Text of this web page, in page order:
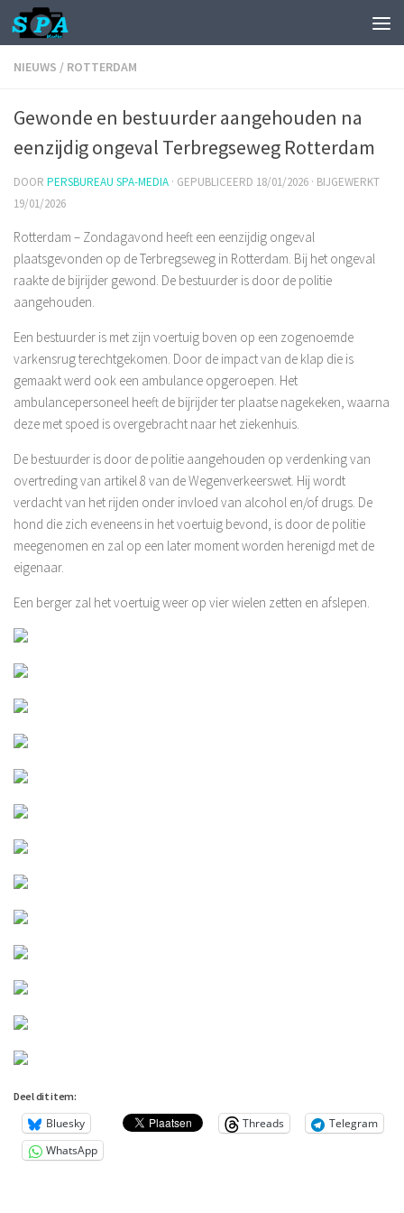
NIEUWS / ROTTERDAM
Gewonde en bestuurder aangehouden na
eenzijdig ongeval Terbregseweg Rotterdam
DOOR PERSBUREAU SPA-MEDIA · GEPUBLICEERD 18/01/2026 · BIJGEWERKT
19/01/2026
Rotterdam – Zondagavond heeft een eenzijdig ongeval
plaatsgevonden op de Terbregseweg in Rotterdam. Bij het ongeval
raakte de bijrijder gewond. De bestuurder is door de politie
aangehouden.
Een bestuurder is met zijn voertuig boven op een zogenoemde
varkensrug terechtgekomen. Door de impact van de klap die is
gemaakt werd ook een ambulance opgeroepen. Het
ambulancepersoneel heeft de bijrijder ter plaatse nagekeken, waarna
deze met spoed is overgebracht naar het ziekenhuis.
De bestuurder is door de politie aangehouden op verdenking van
overtreding van artikel 8 van de Wegenverkeerswet. Hij wordt
verdacht van het rijden onder invloed van alcohol en/of drugs. De
hond die zich eveneens in het voertuig bevond, is door de politie
meegenomen en zal op een later moment worden herenigd met de
eigenaar.
Een berger zal het voertuig weer op vier wielen zetten en afslepen.
Deel dit item:
Bluesky Threads
Telegram
WhatsApp